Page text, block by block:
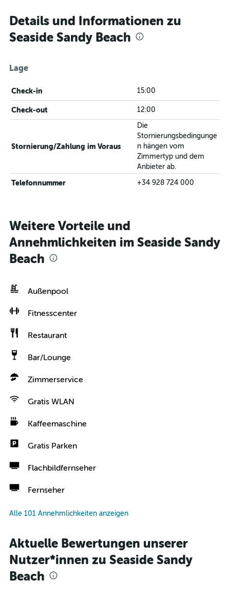
Details und Informationen zu
Seaside Sandy Beach
Lage
Check-in 15:00
Check-out 12:00
Stornierung/Zahlung im Voraus
Die
Stornierungsbedingunge
n hängen vom
Zimmertyp und dem
Anbieter ab.
Telefonnummer +34 928 724 000
Weitere Vorteile und
Annehmlichkeiten im Seaside Sandy
Beach
Außenpool
Fitnesscenter
Restaurant
Bar/Lounge
Zimmerservice
Gratis WLAN
Kaffeemaschine
Gratis Parken
Flachbildfernseher
Fernseher
Alle 101 Annehmlichkeiten anzeigen
Aktuelle Bewertungen unserer
Nutzer*innen zu Seaside Sandy
Beach